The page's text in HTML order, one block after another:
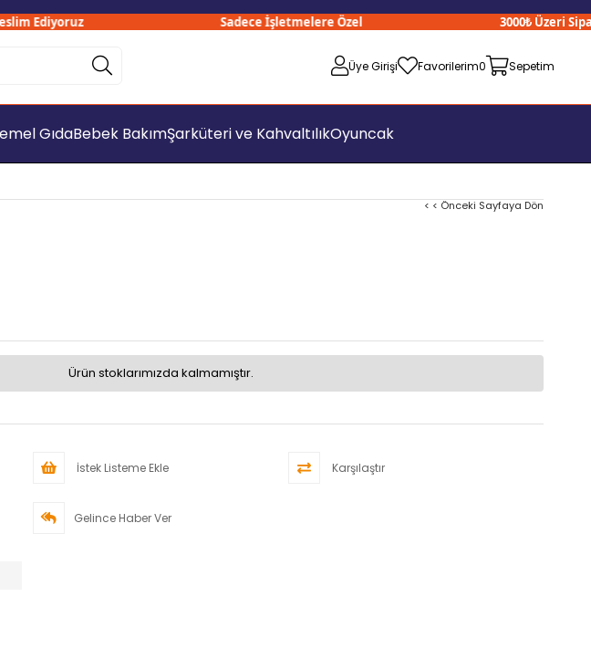
Ediyoruz Sadece İşletmelere Özel 3000₺ Üzeri
Üye Girişi Favorilerim0 Sepetim
GıdaBebek BakımŞarküteri ve KahvaltılıkOyuncak
< < Önceki Sayfaya Dön
Ürün stoklarımızda kalmamıştır.
İstek Listeme Ekle Karşılaştır
Gelince Haber Ver